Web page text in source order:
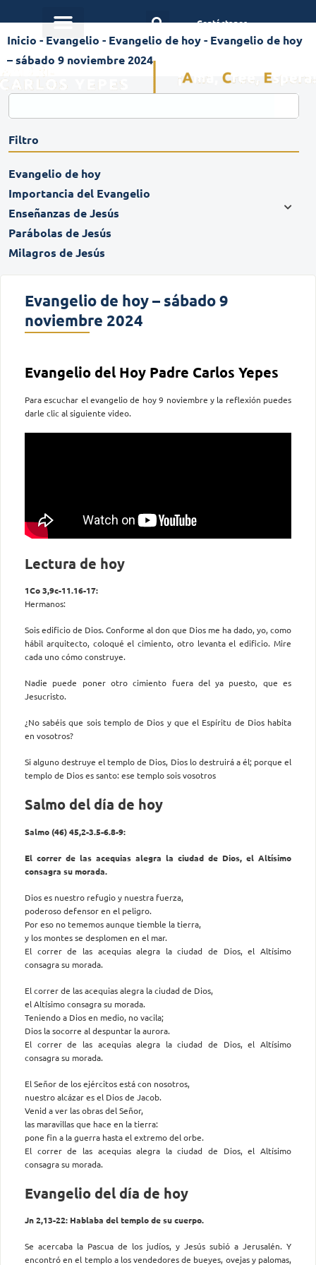
Contáctanos
Inicio - Evangelio - Evangelio de hoy- Evangelio de hoy
– sábado 9 noviembre 2024
Filtro
Evangelio de hoy
Importancia del Evangelio
Enseñanzas de Jesús
Parábolas de Jesús
Milagros de Jesús
Evangelio de hoy – sábado 9
noviembre 2024
Evangelio del Hoy Padre Carlos Yepes
Para escuchar el evangelio de hoy 9 noviembre y la reflexión puedes
darle clic al siguiente video.
Lectura de hoy
1Co 3,9c-11.16-17:
Hermanos:
Sois edificio de Dios. Conforme al don que Dios me ha dado, yo, como
hábil arquitecto, coloqué el cimiento, otro levanta el edificio. Mire
cada uno cómo construye.
Nadie puede poner otro cimiento fuera del ya puesto, que es
Jesucristo.
¿No sabéis que sois templo de Dios y que el Espíritu de Dios habita
en vosotros?
Si alguno destruye el templo de Dios, Dios lo destruirá a él; porque el
templo de Dios es santo: ese templo sois vosotros
Salmo del día de hoy
Salmo (46) 45,2-3.5-6.8-9:
El correr de las acequias alegra la ciudad de Dios, el Altísimo
consagra su morada.
Dios es nuestro refugio y nuestra fuerza,
poderoso defensor en el peligro.
Por eso no tememos aunque tiemble la tierra,
y los montes se desplomen en el mar.
El correr de las acequias alegra la ciudad de Dios, el Altísimo
consagra su morada.
El correr de las acequias alegra la ciudad de Dios,
el Altísimo consagra su morada.
Teniendo a Dios en medio, no vacila;
Dios la socorre al despuntar la aurora.
El correr de las acequias alegra la ciudad de Dios, el Altísimo
consagra su morada.
El Señor de los ejércitos está con nosotros,
nuestro alcázar es el Dios de Jacob.
Venid a ver las obras del Señor,
las maravillas que hace en la tierra:
pone fin a la guerra hasta el extremo del orbe.
El correr de las acequias alegra la ciudad de Dios, el Altísimo
consagra su morada.
Evangelio del día de hoy
Jn 2,13-22: Hablaba del templo de su cuerpo.
Se acercaba la Pascua de los judíos, y Jesús subió a Jerusalén. Y
encontró en el templo a los vendedores de bueyes, ovejas y palomas,